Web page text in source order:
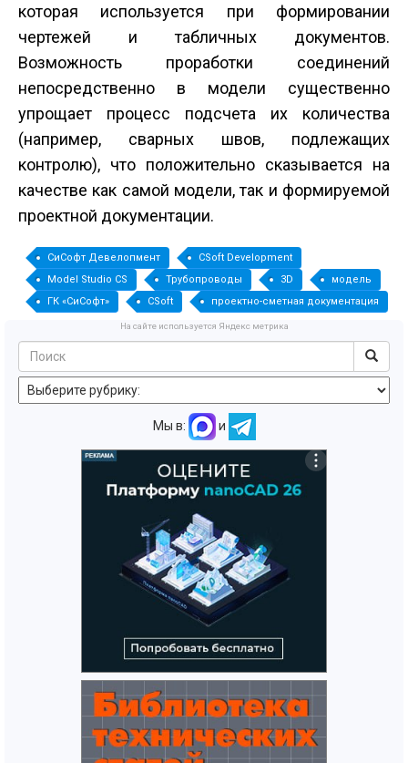
которая используется при формировании
чертежей и табличных документов.
Возможность проработки соединений
непосредственно в модели существенно
упрощает процесс подсчета их количества
(например, сварных швов, подлежащих
контролю), что положительно сказывается на
качестве как самой модели, так и формируемой
проектной документации.
СиСофт Девелопмент
CSoft Development
Model Studio CS
Трубопроводы 3D
модель
ГК «СиСофт»
CSoft проектно-сметная документация
На сайте используется Яндекс метрика
Мы в: и